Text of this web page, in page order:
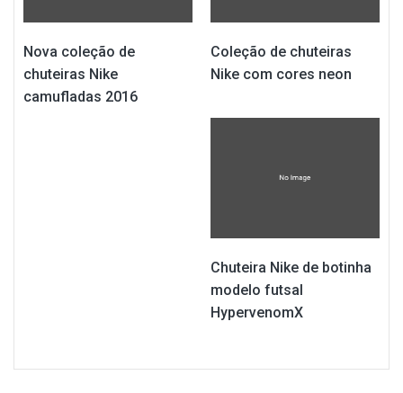
Nova coleção de
chuteiras Nike
camufladas 2016
Coleção de chuteiras
Nike com cores neon
Chuteira Nike de botinha
modelo futsal
HypervenomX